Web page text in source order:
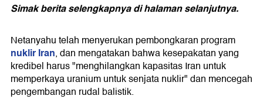
Simak berita selengkapnya di halaman selanjutnya.
Netanyahu telah menyerukan pembongkaran program
nuklir Iran, dan mengatakan bahwa kesepakatan yang
kredibel harus "menghilangkan kapasitas Iran untuk
memperkaya uranium untuk senjata nuklir" dan mencegah
pengembangan rudal balistik.